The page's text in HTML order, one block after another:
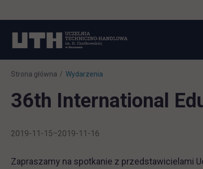
Strona główna Wydarzenia
36th International
2019-11-15–2019-11-16
Zapraszamy na spotkanie z przedstawicielami